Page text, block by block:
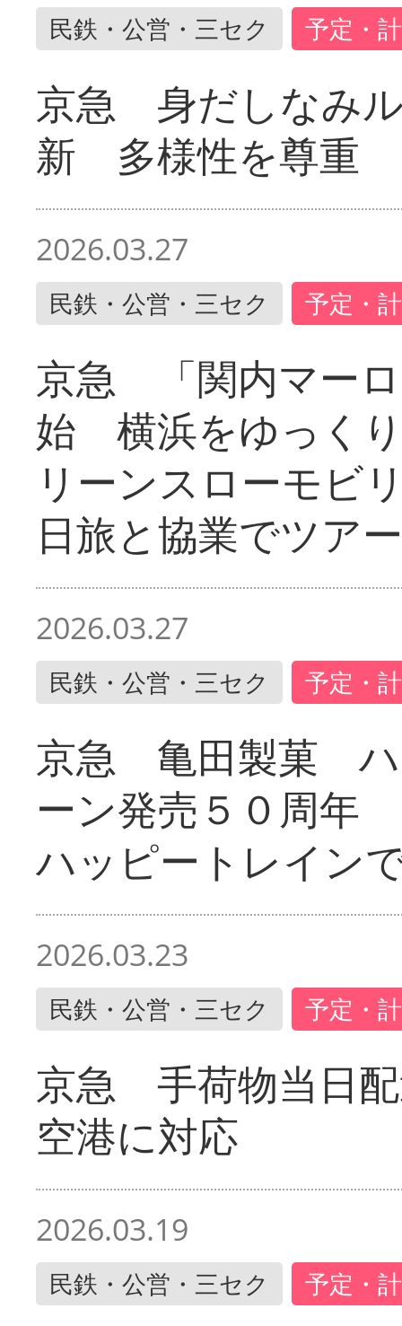
民鉄・公営・三セク 予定・
京急 身だしなみ
新 多様性を尊重
2026.03.27
民鉄・公営・三セク 予定・
京急 「関内マー
始 横浜をゆっく
リーンスローモ
日旅と協業でツアー
2026.03.27
民鉄・公営・三セク 予定・
京急 亀田製菓 ハ
ーン発売５０周年
ハッピートレイン
2026.03.23
民鉄・公営・三セク 予定・
京急 手荷物当日
空港に対応
2026.03.19
民鉄・公営・三セク 予定・